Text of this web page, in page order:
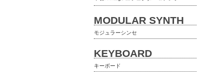
MODULAR SYNTH
モジュラーシンセ
KEYBOARD
キーボード